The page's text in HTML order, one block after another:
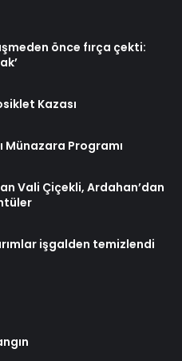
önce fırça çekti:
Kazası
Münazara Programı
Vali Çiçekli, Ardahan’dan
işgalden temizlendi